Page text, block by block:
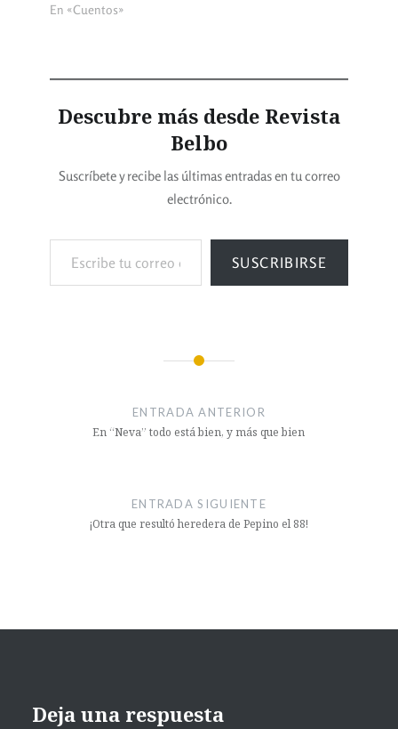
En «Cuentos»
Descubre más desde Revista
Belbo
Suscríbete y recibe las últimas entradas en tu correo
electrónico.
SUSCRIBIRSE
ENTRADA ANTERIOR
En “Neva” todo está bien, y más que bien
ENTRADA SIGUIENTE
¡Otra que resultó heredera de Pepino el 88!
Deja una respuesta